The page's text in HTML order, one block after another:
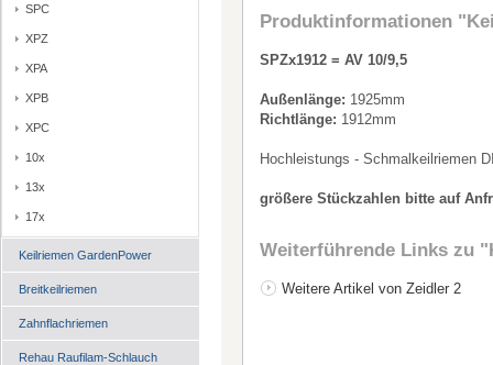
SPC
XPZ
XPA
XPB
XPC
10x
13x
17x
Keilriemen GardenPower
Breitkeilriemen
Zahnflachriemen
Rehau Raufilam-Schlauch
Produktinformationen
SPZx1912 = AV 10/9,5
Außenlänge: 1925mm
Richtlänge: 1912mm
Hochleistungs - Schmalkeilriemen
größere Stückzahlen bitte auf
Weiterführende Links zu
Weitere Artikel von Zeidler 2